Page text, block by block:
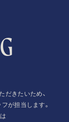
G
だきたいため、
が担当します。